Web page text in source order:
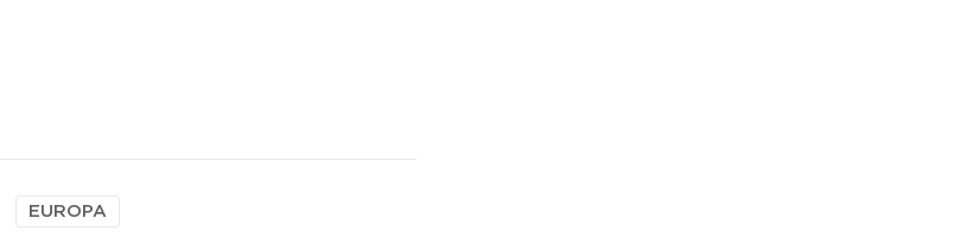
EUROPA